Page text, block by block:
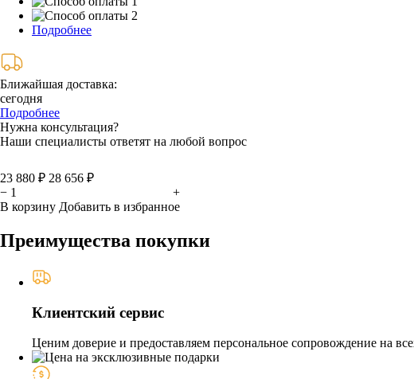
Подробнее
Ближайшая доставка:
сегодня
Подробнее
Нужна консультация?
Наши специалисты ответят на любой вопрос
23 880 ₽ 28 656 ₽
−
+
В корзину Добавить в избранное
Преимущества покупки
Клиентский сервис
Ценим доверие и предоставляем персональное сопровождение на